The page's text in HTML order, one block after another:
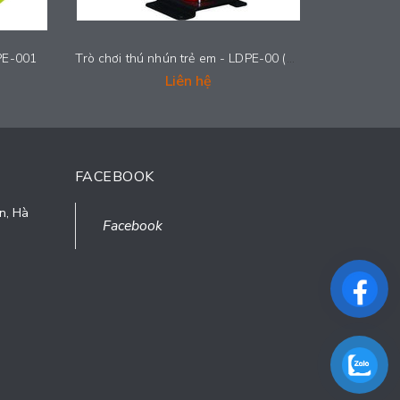
001 Trò chơi thú nhún trẻ em - LDPE-00 (34)
Liên hệ
Hà
FACEBOOK
Facebook